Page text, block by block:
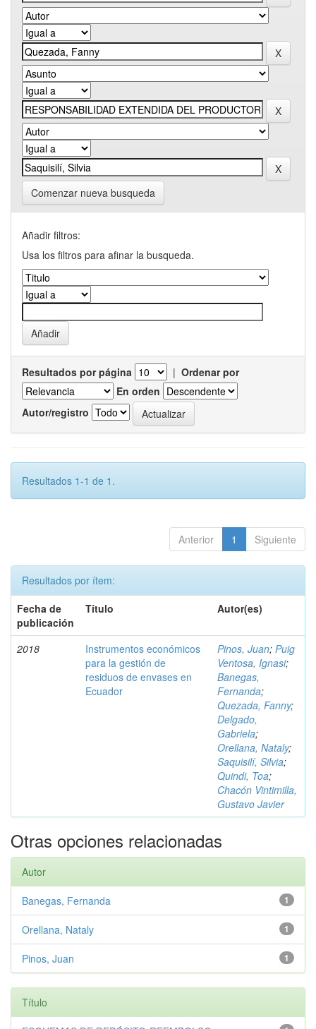
Comenzar nueva busqueda
Añadir filtros:
Usa los filtros para afinar la busqueda.
Resultados por página | Ordenar por
En orden
Autor/registro
Resultados 1-1 de 1.
Anterior 1 Siguiente
Resultados por ítem:
Fecha de
publicación
Título Autor(es)
2018
Instrumentos económicos
para la gestión de
residuos de envases en
Ecuador
Pinos, Juan; Puig
Ventosa, Ignasi;
Banegas,
Fernanda;
Quezada, Fanny;
Delgado,
Gabriela;
Orellana, Nataly;
Saquisilí, Silvia;
Quindi, Toa;
Chacón Vintimilla,
Gustavo Javier
Otras opciones relacionadas
Autor
1
Banegas, Fernanda
1
Orellana, Nataly
1
Pinos, Juan
Título